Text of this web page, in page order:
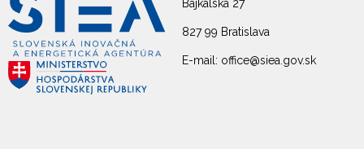
Bajkalská 27
827 99 Bratislava
E-mail: office@siea.gov.sk